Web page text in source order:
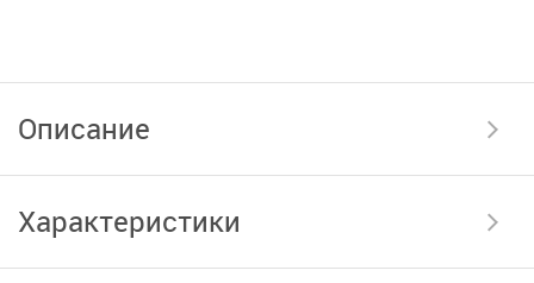
Описание
Характеристики